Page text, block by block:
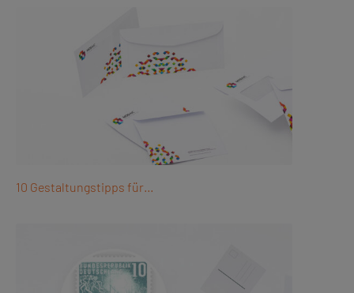
10 Gestaltungstipps für…